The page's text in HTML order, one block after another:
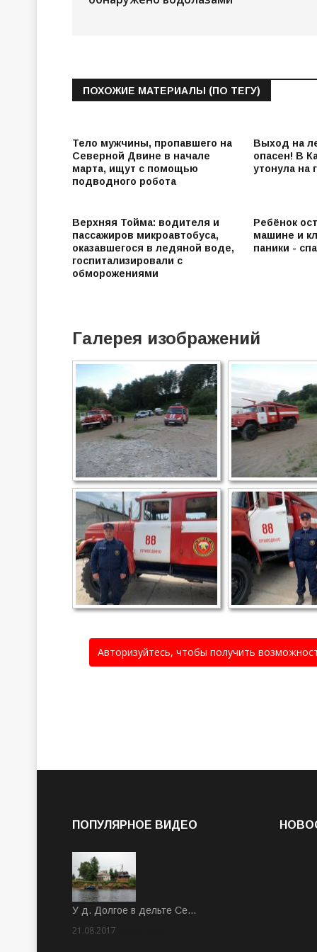
ПОХОЖИЕ МАТЕРИАЛЫ (ПО ТЕГУ)
Тело мужчины, пропавшего на
Северной Двине в начале
марта, ищут с помощью
подводного робота
Выход на
опасен! В
утонула на
Верхняя Тойма: водителя и
пассажиров микроавтобуса,
оказавшегося в ледяной воде,
госпитализировали с
обморожениями
Ребёнок
машине и
паники -
Галерея изображений
Авторизуйтесь, чтобы получить
ПОПУЛЯРНОЕ ВИДЕО
У д. Долгое в дельте Се…
21.08.2017